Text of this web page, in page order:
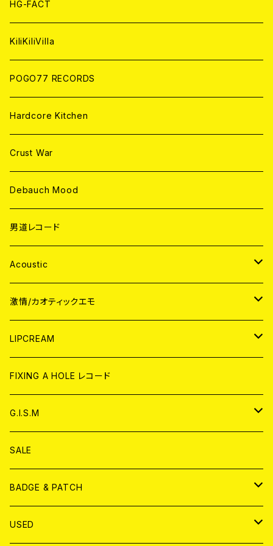
ANALOG
HG-FACT
KiliKiliVilla
POGO77 RECORDS
Hardcore Kitchen
Crust War
Debauch Mood
男道レコード
Acoustic
JAPAN
CD
ANALOG
WORLD
CD
ANALOG
激情/カオティックエモ
JAPAN
CD
ANALOG
WORLD
CD
ANALOG
LIPCREAM
CD
アナログ
DVD
T-shirt & WEAR
FIXING A HOLE レコード
G.I.S.M
CD
ANALOG
T-SHIRT & WEAR
SALE
BADGE & PATCH
BADGE
USED